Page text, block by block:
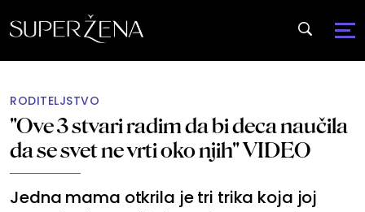
RODITELJSTVO
"Ove 3 stvari radim da bi deca naučila
da se svet ne vrti oko njih" VIDEO
Jedna mama otkrila je tri trika koja joj